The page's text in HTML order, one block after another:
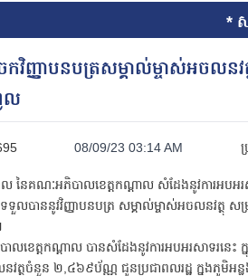
* សម្តេច
វិញ្ញាបនបត្រសម្គាល់ម្ចាស់អចលនវ
ល
08/09/23 03:14 AM
នៃគណៈអភិបាលខេត្តកណ្ដាល សំដែងនូវការអបអរ
ាននូវវិញ្ញាបនបត្រ សម្គាល់ម្ចាស់អចលនវត្ថុ សម្
េត្តកណ្ដាល បានសំដែងនូវការអបអរសាទរនេះ
នវត្ថុចំនួន ២,៤៦៩ប័ណ្ណ ជូនប្រជាពលរដ្ឋ ក្នុងភូមិ